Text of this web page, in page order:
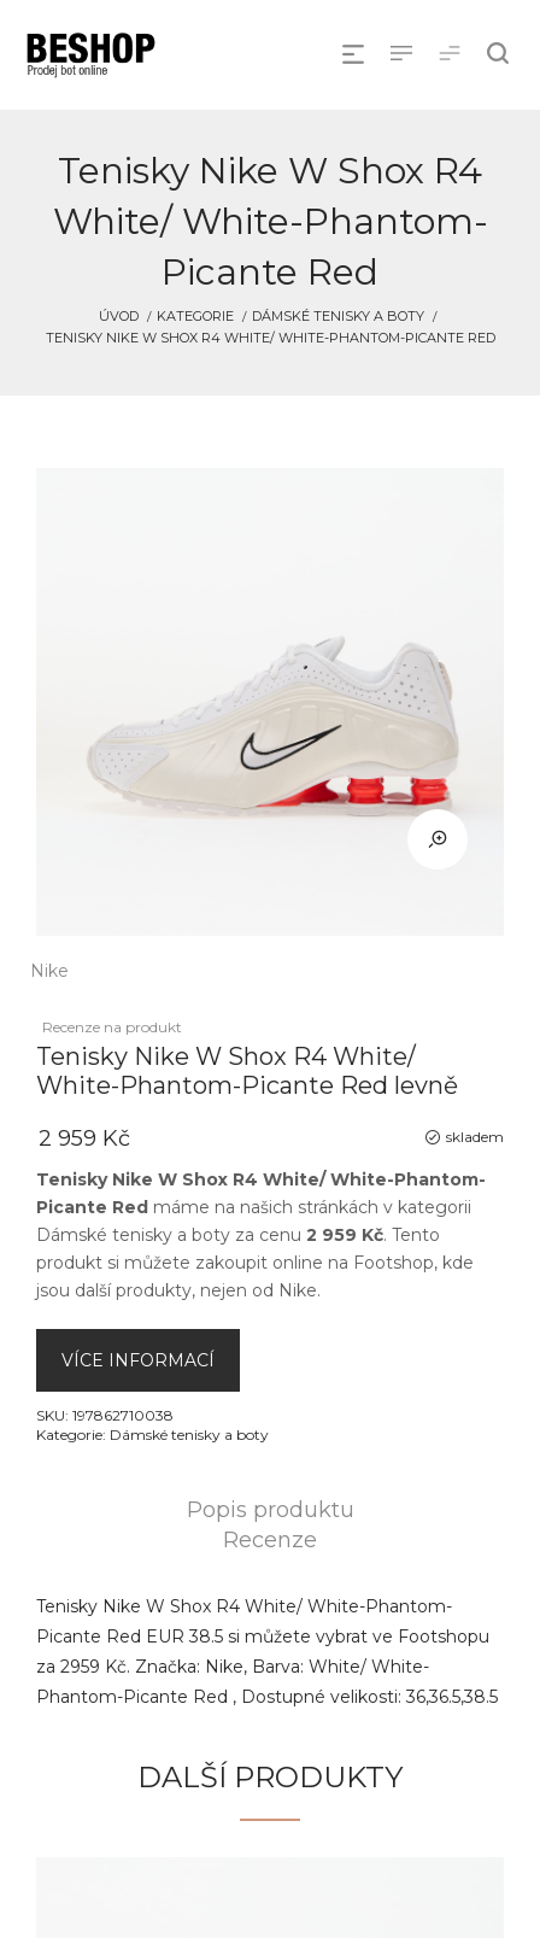
Tenisky Nike W Shox R4
White/ White-Phantom-
Picante Red
ÚVOD KATEGORIE
DÁMSKÉ TENISKY A BOTY
TENISKY NIKE W SHOX R4 WHITE/ WHITE-PHANTOM-PICANTE RED
Nike
Recenze na produkt
Tenisky Nike W Shox R4 White/
White-Phantom-Picante Red levně
skladem
2 959 Kč
Tenisky Nike W Shox R4 White/ White-Phantom-
Picante Red máme na našich stránkách v kategorii
Dámské tenisky a boty za cenu 2 959 Kč. Tento
produkt si můžete zakoupit online na Footshop, kde
jsou další produkty, nejen od Nike.
VÍCE INFORMACÍ
SKU: 197862710038
Kategorie: Dámské tenisky a boty
Popis produktu
Recenze
Tenisky Nike W Shox R4 White/ White-Phantom-
Picante Red EUR 38.5 si můžete vybrat ve Footshopu
za 2959 Kč. Značka: Nike, Barva: White/ White-
Phantom-Picante Red , Dostupné velikosti: 36,36.5,38.5
DALŠÍ PRODUKTY